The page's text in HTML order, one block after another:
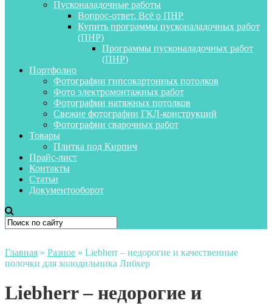
Пусконаладочные работы
Вопрос-ответ. Всё о ПНР
Купить программы пусконаладочных работ
(ПНР)
Программы пусконаладочных работ
(ПНР)
Портфолио
Фотографии гипсокартонных потолков
Фото электромонтажных работ
Фотографии натяжных потолков
Свежие фотографии ГКЛ-конструкций
Фотографии сварочных работ
Товары
Плитка под Кирпич
Прайс-лист
Контакты
Статьи
Документооборот
Главная » Разное » Liebherr – недорогие и качественные
полочки для холодильника Либхер
Liebherr – недорогие и